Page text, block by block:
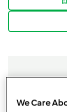
We Care